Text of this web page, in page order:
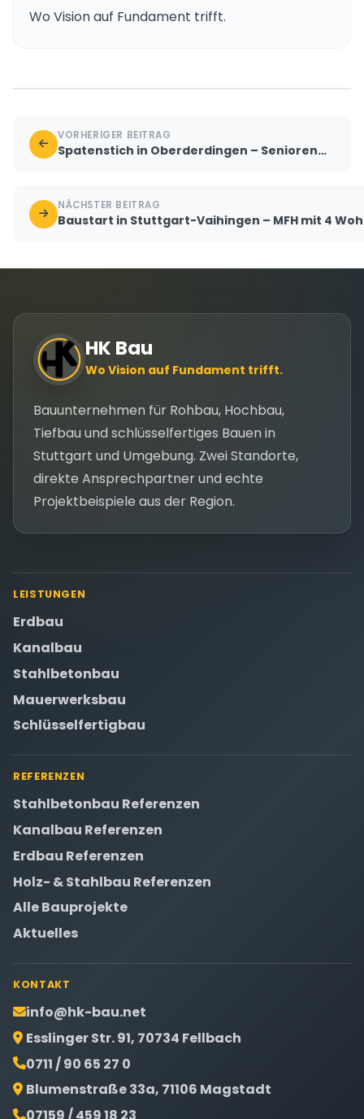
Wo Vision auf Fundament trifft.
VORHERIGER BEITRAG
Spatenstich in Oberderdingen – Seniorengerechtes Wohnen mit Praxis und Garagen
NÄCHSTER BEITRAG
Baustart in Stuttgart-Vaihingen – MFH mit 4
HK Bau
Wo Vision auf Fundament trifft.
Bauunternehmen für Rohbau, Hochbau,
Tiefbau und schlüsselfertiges Bauen in
Stuttgart und Umgebung. Zwei Standorte,
direkte Ansprechpartner und echte
Projektbeispiele aus der Region.
LEISTUNGEN
Erdbau
Kanalbau
Stahlbetonbau
Mauerwerksbau
Schlüsselfertigbau
REFERENZEN
Stahlbetonbau Referenzen
Kanalbau Referenzen
Erdbau Referenzen
Holz- & Stahlbau Referenzen
Alle Bauprojekte
Aktuelles
KONTAKT
info@hk-bau.net
Esslinger Str. 91, 70734 Fellbach
0711 / 90 65 27 0
Blumenstraße 33a, 71106 Magstadt